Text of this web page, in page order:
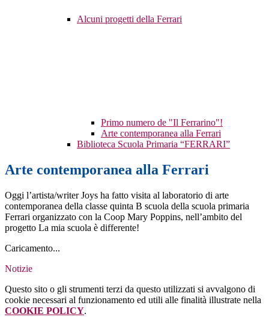
Alcuni progetti della Ferrari
Primo numero de "Il Ferrarino"!
Arte contemporanea alla Ferrari
Biblioteca Scuola Primaria “FERRARI”
Arte contemporanea alla Ferrari
Oggi l’artista/writer Joys ha fatto visita al laboratorio di arte
contemporanea della classe quinta B scuola della scuola primaria
Ferrari organizzato con la Coop Mary Poppins, nell’ambito del
progetto La mia scuola è differente!
Caricamento...
Notizie
Questo sito o gli strumenti terzi da questo utilizzati si avvalgono di
cookie necessari al funzionamento ed utili alle finalità illustrate nella
COOKIE POLICY.